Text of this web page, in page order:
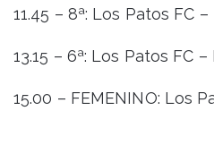
11.45 – 8ª: Los Patos FC –
13.15 – 6ª: Los Patos FC
15.00 – FEMENINO: Los